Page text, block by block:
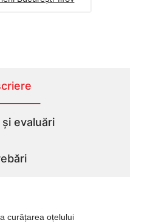
evaluări
curățarea oțelului